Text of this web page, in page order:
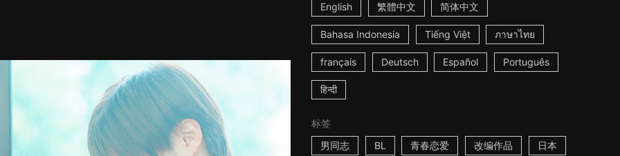
English
繁體中文 简体中文
Bahasa Indonesia Tiếng Việt ภาษาไทย
français Deutsch Español Português
हिन्दी
标签
男同志
BL 青春恋爱 改编作品 日本